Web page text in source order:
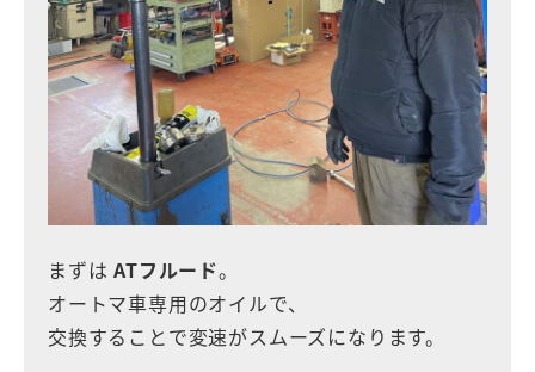
まずはATフルード。
オートマ車専用のオイルで、
交換することで変速がスムーズになります。